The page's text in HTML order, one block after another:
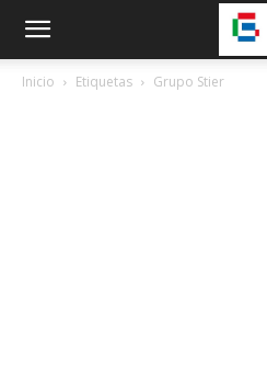
Inicio Etiquetas Grupo Stier